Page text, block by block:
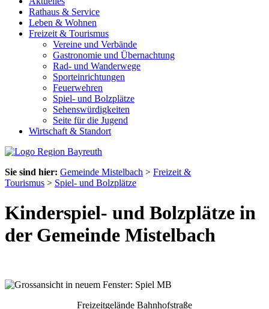
Rathaus & Service
Leben & Wohnen
Freizeit & Tourismus
Vereine und Verbände
Gastronomie und Übernachtung
Rad- und Wanderwege
Sporteinrichtungen
Feuerwehren
Spiel- und Bolzplätze
Sehenswürdigkeiten
Seite für die Jugend
Wirtschaft & Standort
Sie sind hier: Gemeinde Mistelbach > Freizeit &
Tourismus > Spiel- und Bolzplätze
Kinderspiel- und Bolzplätze in
der Gemeinde Mistelbach
Freizeitgelände Bahnhofstraße